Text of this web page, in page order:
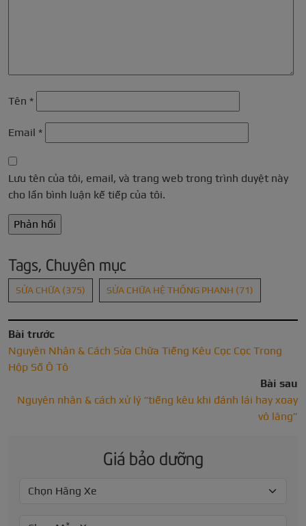
Tên *
Email *
Lưu tên của tôi, email, và trang web trong trình duyệt này
cho lần bình luận kế tiếp của tôi.
Tags, Chuyên mục
SỬA CHỮA (375) SỬA CHỮA HỆ THỐNG PHANH (71)
Bài trước
Nguyên Nhân & Cách Sửa Chữa Tiếng Kêu Cọc Cọc Trong
Hộp Số Ô Tô
Bài sau
Nguyên nhân & cách xử lý “tiếng kêu khi đánh lái hay xoay
vô lăng”
Giá bảo dưỡng